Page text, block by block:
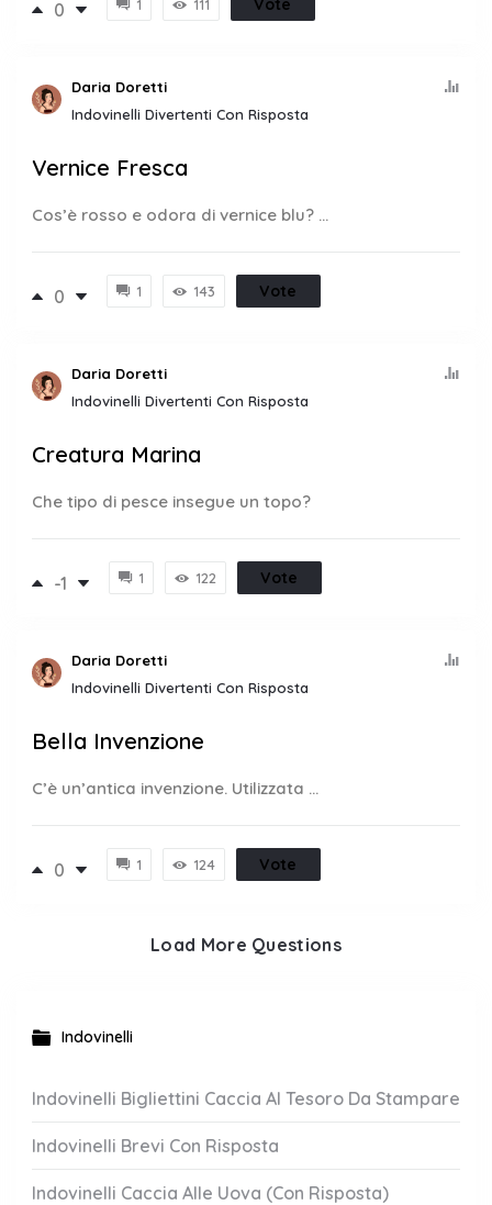
0 1 111 Vote
Daria Doretti
Indovinelli Divertenti Con Risposta
Vernice Fresca
Cos’è rosso e odora di vernice blu? ...
0 1 143 Vote
Daria Doretti
Indovinelli Divertenti Con Risposta
Creatura Marina
Che tipo di pesce insegue un topo?
-1 1 122 Vote
Daria Doretti
Indovinelli Divertenti Con Risposta
Bella Invenzione
C’è un’antica invenzione. Utilizzata ...
0 1 124 Vote
Load More Questions
Indovinelli
Indovinelli Bigliettini Caccia Al Tesoro Da Stampare
Indovinelli Brevi Con Risposta
Indovinelli Caccia Alle Uova (Con Risposta)